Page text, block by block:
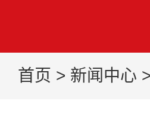
首页 > 新闻中心 >